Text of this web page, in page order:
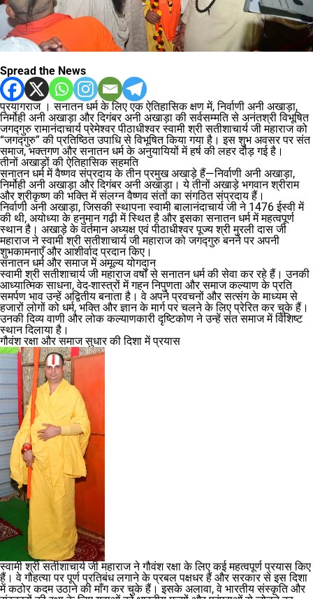
Spread the News
प्रयागराज । सनातन धर्म के लिए एक ऐतिहासिक क्षण में, निर्वाणी अनी अखाड़ा,
निर्मोही अनी अखाड़ा और दिगंबर अनी अखाड़ा की सर्वसम्मति से अनंतश्री विभूषित
जगद्गुरु रामानंदाचार्य प्रेमेश्वर पीठाधीश्वर स्वामी श्री सतीशाचार्य जी महाराज को
“जगद्गुरु” की प्रतिष्ठित उपाधि से विभूषित किया गया है। इस शुभ अवसर पर संत
समाज, भक्तगण और सनातन धर्म के अनुयायियों में हर्ष की लहर दौड़ गई है।
तीनों अखाड़ों की ऐतिहासिक सहमति
सनातन धर्म में वैष्णव संप्रदाय के तीन प्रमुख अखाड़े हैं—निर्वाणी अनी अखाड़ा,
निर्मोही अनी अखाड़ा और दिगंबर अनी अखाड़ा। ये तीनों अखाड़े भगवान श्रीराम
और श्रीकृष्ण की भक्ति में संलग्न वैष्णव संतों का संगठित संप्रदाय हैं।
निर्वाणी अनी अखाड़ा, जिसकी स्थापना स्वामी बालानंदाचार्य जी ने 1476 ईस्वी में
की थी, अयोध्या के हनुमान गढ़ी में स्थित है और इसका सनातन धर्म में महत्वपूर्ण
स्थान है। अखाड़े के वर्तमान अध्यक्ष एवं पीठाधीश्वर पूज्य श्री मुरली दास जी
महाराज ने स्वामी श्री सतीशाचार्य जी महाराज को जगद्गुरु बनने पर अपनी
शुभकामनाएँ और आशीर्वाद प्रदान किए।
सनातन धर्म और समाज में अमूल्य योगदान
स्वामी श्री सतीशाचार्य जी महाराज वर्षों से सनातन धर्म की सेवा कर रहे हैं। उनकी
आध्यात्मिक साधना, वेद-शास्त्रों में गहन निपुणता और समाज कल्याण के प्रति
समर्पण भाव उन्हें अद्वितीय बनाता है। वे अपने प्रवचनों और सत्संग के माध्यम से
हजारों लोगों को धर्म, भक्ति और ज्ञान के मार्ग पर चलने के लिए प्रेरित कर चुके हैं।
उनकी दिव्य वाणी और लोक कल्याणकारी दृष्टिकोण ने उन्हें संत समाज में विशिष्ट
स्थान दिलाया है।
गौवंश रक्षा और समाज सुधार की दिशा में प्रयास
स्वामी श्री सतीशाचार्य जी महाराज ने गौवंश रक्षा के लिए कई महत्वपूर्ण प्रयास किए
हैं। वे गौहत्या पर पूर्ण प्रतिबंध लगाने के प्रबल पक्षधर हैं और सरकार से इस दिशा
में कठोर कदम उठाने की माँग कर चुके हैं। इसके अलावा, वे भारतीय संस्कृति और